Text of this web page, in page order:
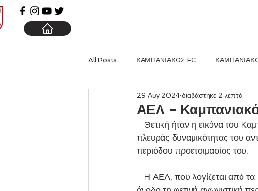
All Posts ΚΑΜΠΑΝΙΑΚΟΣ FC
ΑΕΛ -
29 Αυγ 2024 διαβάστηκε 2 λεπτά
πλευράς δυναμικότητας του
περιόδου προετοιμασίας του.